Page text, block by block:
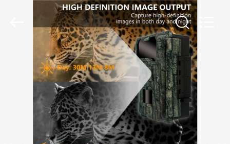
HAUSE
PRODUKTE
VIDEOS